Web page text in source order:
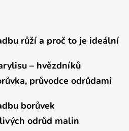
růží a proč to je ideální
– hvězdníků
průvodce odrůdami
borůvek
odrůd malin